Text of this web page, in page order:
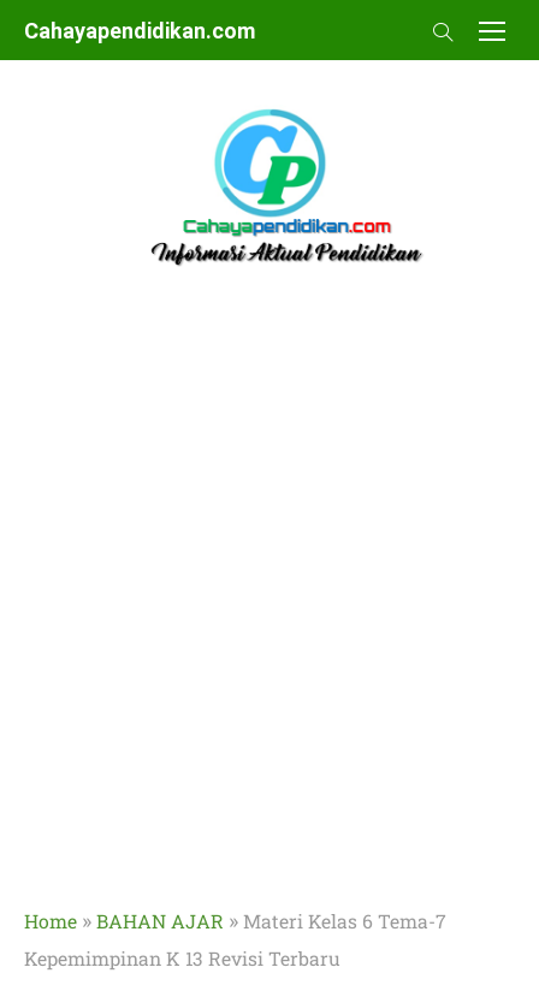
Skip
to
Cahayapendidikan.com
Home »BAHAN AJAR » Materi Kelas 6 Tema-7
Kepemimpinan K 13 Revisi Terbaru